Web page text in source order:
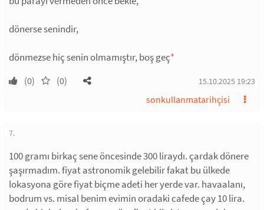
dönerse senindir,
dönmezse hiç senin olmamıştır, boş geç*
(0) (0) 15.10.2025 19:23
sonkullanmatarihçisi
7.
100 gramı birkaç sene öncesinde 300 liraydı. çardak dönere
şaşırmadım. fiyat astronomik gelebilir fakat bu ülkede
lokasyona göre fiyat biçme adeti her yerde var. havaalanı,
bodrum vs. misal benim evimin oradaki cafede çay 10 lira.